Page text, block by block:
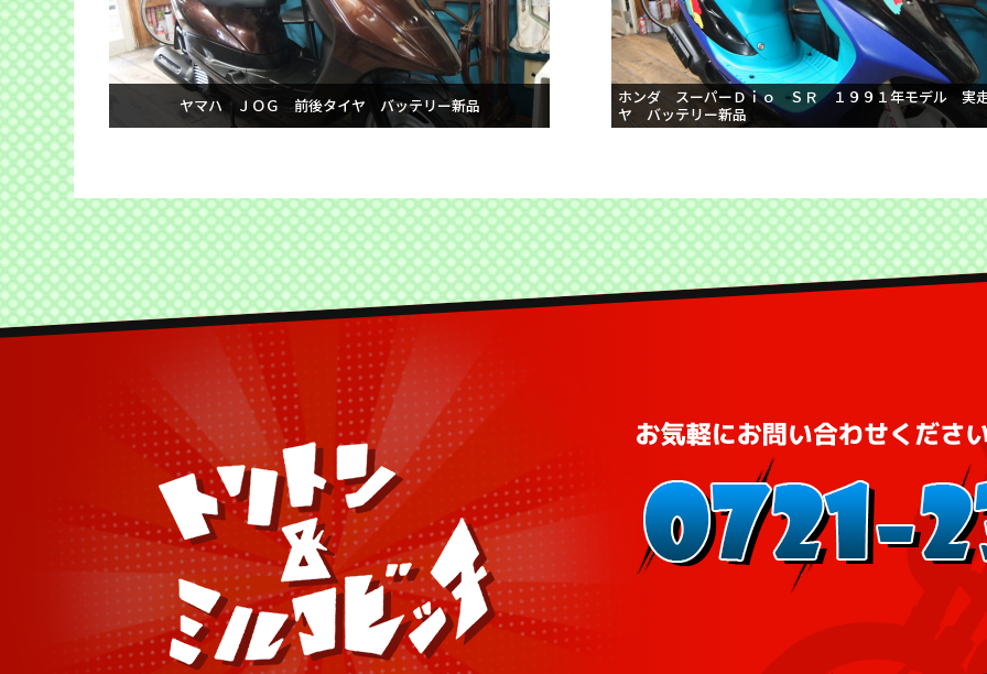
ヤマハ ＪＯＧ 前後タイヤ バッテリー新品
ホンダ スーパーＤｉｏ ＳＲ １９９１年モデル 実
ヤ バッテリー新品